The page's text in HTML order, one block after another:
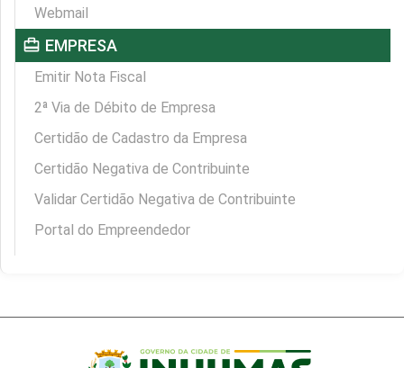
Webmail
card_travel EMPRESA
Emitir Nota Fiscal
2ª Via de Débito de Empresa
Certidão de Cadastro da Empresa
Certidão Negativa de Contribuinte
Validar Certidão Negativa de Contribuinte
Portal do Empreendedor